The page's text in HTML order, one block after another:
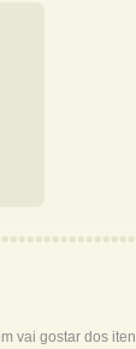
vai gostar dos